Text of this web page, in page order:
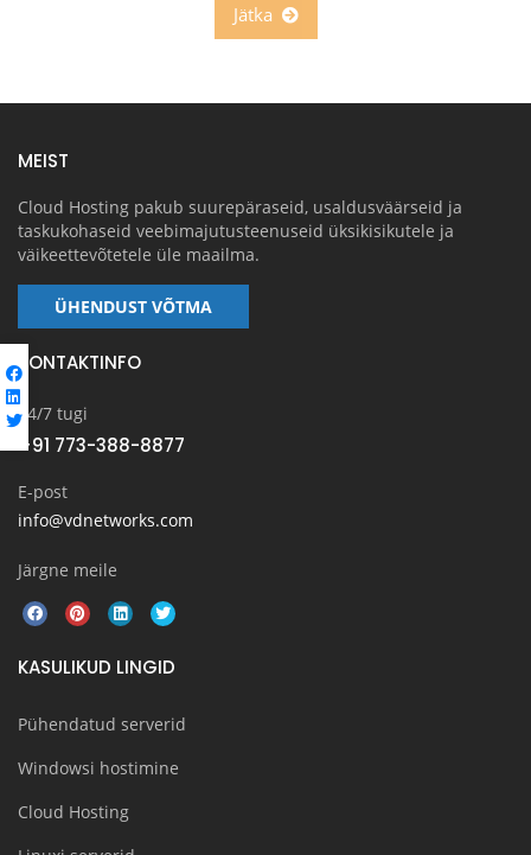
MEIST
Cloud Hosting pakub suurepäraseid, usaldusväärseid ja
taskukohaseid veebimajutusteenuseid üksikisikutele ja
väikeettevõtetele üle maailma.
ÜHENDUST VÕTMA
KONTAKTINFO
24/7 tugi
+91 773-388-8877
E-post
info@vdnetworks.com
Järgne meile
KASULIKUD LINGID
Pühendatud serverid
Windowsi hostimine
Cloud Hosting